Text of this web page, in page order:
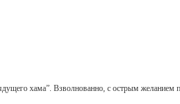
хама”. Взволнованно, с острым